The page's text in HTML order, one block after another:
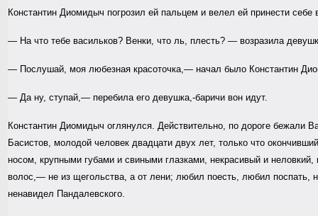
Константин Диомидыч погрозил ей пальцем и велел ей принести себе
— На что тебе васильков? Венки, что ль, плесть? — возразила
— Послушай, моя любезная красоточка,— начал было Константин
— Да ну, ступай,— перебила его девушка,-баричи вон идут.
Константин Диомидыч оглянулся. Действительно, по дороге
Басистов, молодой человек двадцати двух лет, только что
носом, крупными губами и свиными глазками, некрасивый и
волос,— не из щегольства, а от лени; любил поесть, любил поспать,
ненавидел Пандалевского.